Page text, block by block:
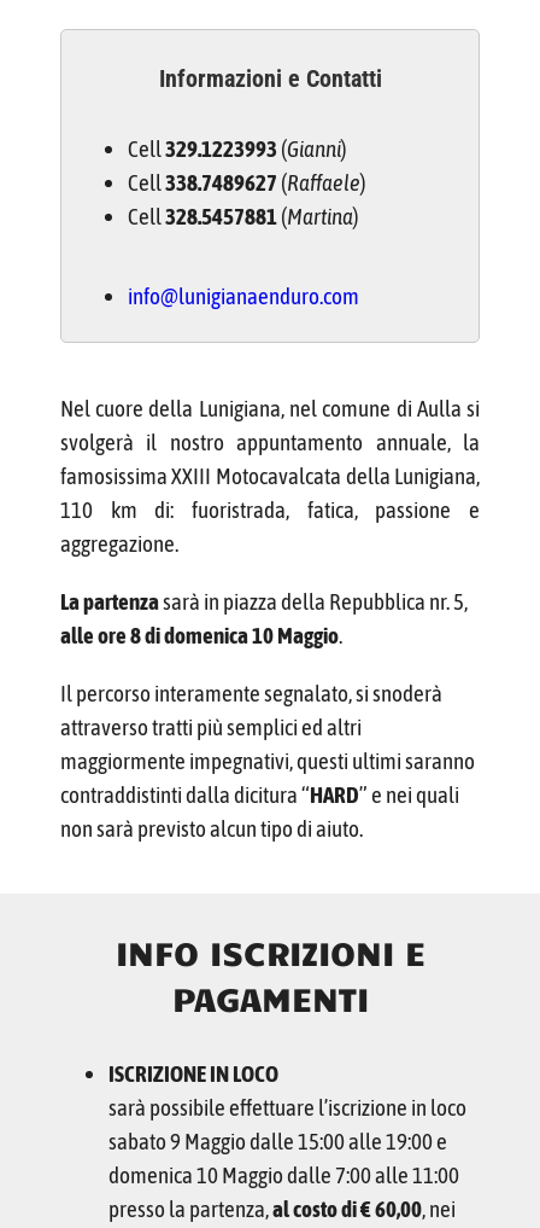
Informazioni e Contatti
Cell329.1223993 (Gianni)
Cell338.7489627 (Raffaele)
Cell328.5457881(Martina)
info@lunigianaenduro.com
Nel cuore della Lunigiana, nel comune di Aulla si
svolgerà il nostro appuntamento annuale, la
famosissima XXIII Motocavalcata della Lunigiana,
110 km di: fuoristrada, fatica, passione e
aggregazione.
La partenzasarà in piazza della Repubblica nr. 5,
alle ore 8 di domenica 10 Maggio.
Il percorso interamente segnalato, si snoderà
attraverso tratti più semplici ed altri
maggiormente impegnativi, questi ultimi saranno
contraddistinti dalla dicitura “HARD” e nei quali
non sarà previsto alcun tipo di aiuto.
INFO ISCRIZIONI E
PAGAMENTI
ISCRIZIONE IN LOCO
sarà possibile effettuare l’iscrizione in loco
sabato 9 Maggio dalle 15:00 alle 19:00 e
domenica 10 Maggio dalle 7:00 alle 11:00
presso la partenza,al costo di € 60,00, nei